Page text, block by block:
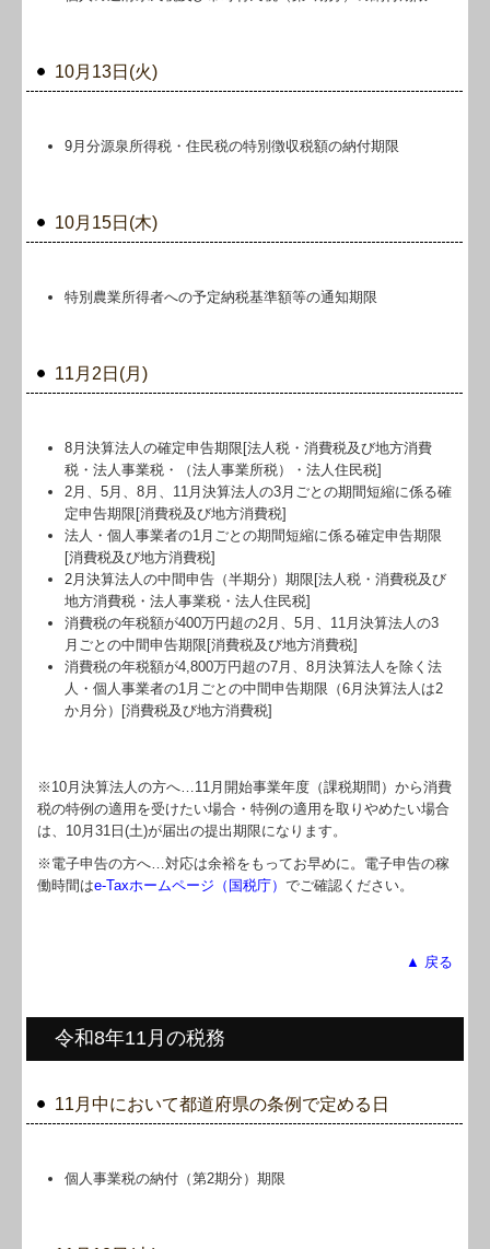
10月13日(火)
9月分源泉所得税・住民税の特別徴収税額の納付期限
10月15日(木)
特別農業所得者への予定納税基準額等の通知期限
11月2日(月)
8月決算法人の確定申告期限[法人税・消費税及び地方消費
税・法人事業税・（法人事業所税）・法人住民税]
2月、5月、8月、11月決算法人の3月ごとの期間短縮に係る確
定申告期限[消費税及び地方消費税]
法人・個人事業者の1月ごとの期間短縮に係る確定申告期限
[消費税及び地方消費税]
2月決算法人の中間申告（半期分）期限[法人税・消費税及び
地方消費税・法人事業税・法人住民税]
消費税の年税額が400万円超の2月、5月、11月決算法人の3
月ごとの中間申告期限[消費税及び地方消費税]
消費税の年税額が4,800万円超の7月、8月決算法人を除く法
人・個人事業者の1月ごとの中間申告期限（6月決算法人は2
か月分）[消費税及び地方消費税]
※10月決算法人の方へ…11月開始事業年度（課税期間）から消費
税の特例の適用を受けたい場合・特例の適用を取りやめたい場合
は、10月31日(土)が届出の提出期限になります。
※電子申告の方へ…対応は余裕をもってお早めに。電子申告の稼
働時間はe-Taxホームページ（国税庁）でご確認ください。
▲ 戻る
令和8年11月の税務
11月中において都道府県の条例で定める日
個人事業税の納付（第2期分）期限